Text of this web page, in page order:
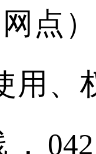
点
用、